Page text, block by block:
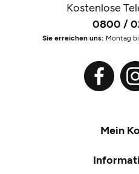
Kostenlose
0800 /
Sie erreichen uns: Montag
Mein